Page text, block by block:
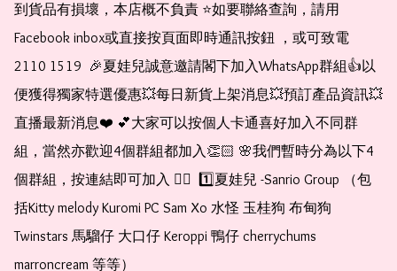
到貨品有損壞，本店概不負責 ⭐️如要聯絡查詢，請用
Facebook inbox或直接按頁面即時通訊按鈕 ，或可致電
2110 1519  🎉夏娃兒誠意邀請閣下加入WhatsApp群組👍以
便獲得獨家特選優惠💥每日新貨上架消息💥預訂產品資訊💥
直播最新消息❤️ 💕大家可以按個人卡通喜好加入不同群
組，當然亦歡迎4個群組都加入👏🏻 🌸我們暫時分為以下4
個群組，按連結即可加入 👇🏻  1️⃣夏娃兒 -Sanrio Group （包
括Kitty melody Kuromi PC Sam Xo 水怪 玉桂狗 布甸狗
Twinstars 馬騮仔 大口仔 Keroppi 鴨仔 cherrychums
marroncream 等等）